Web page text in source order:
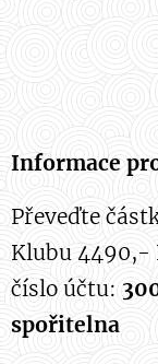
Informace
Převeďte
Klubu 4490,-
číslo účtu:
spořitelna